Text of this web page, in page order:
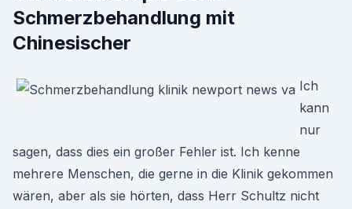
Schmerzbehandlung mit
Chinesischer
Ich
kann
nur
sagen, dass dies ein großer Fehler ist. Ich kenne
mehrere Menschen, die gerne in die Klinik gekommen
wären, aber als sie hörten, dass Herr Schultz nicht